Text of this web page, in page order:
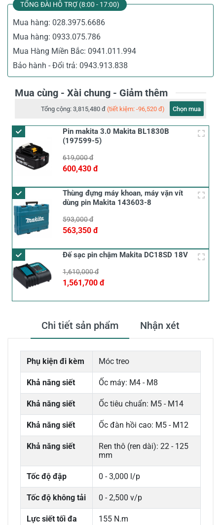
TỔNG ĐÀI HỖ TRỢ (8:00 - 17:00)
Mua hàng: 028.3975.6686
Mua hàng: 0933.075.786
Mua Hàng Miền Bắc: 0941.011.994
Bảo hành - Đổi trả: 0943.913.838
Mua cùng - Xài chung - Giảm thêm
Tổng cộng: 3,815,480 đ (tiết kiệm: -96,520 đ) Chọn mua
Pin makita 3.0 Makita BL1830B
(197599-5)
619,000 đ
600,430 đ
Thùng đựng máy khoan, máy vặn vít
dùng pin Makita 143603-8
593,000 đ
563,350 đ
Đế sạc pin chậm Makita DC18SD 18V
1,610,000 đ
1,561,700 đ
Chi tiết sản phẩm Nhận xét
Phụ kiện đi kèm Móc treo
Khả năng siết Ốc máy: M4 - M8
Khả năng siết Ốc tiêu chuẩn: M5 - M14
Khả năng siết Ốc đàn hồi cao: M5 - M12
Khả năng siết
Ren thô (ren dài): 22 - 125
mm
Tốc độ đập 0 - 3,000 l/p
Tốc độ không tải 0 - 2,500 v/p
Lực siết tối đa 155 N.m